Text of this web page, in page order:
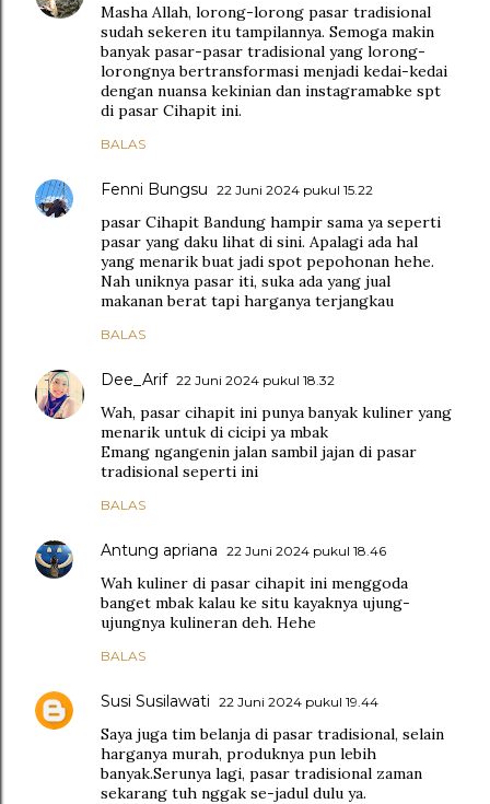
Masha Allah, lorong-lorong pasar tradisional
sudah sekeren itu tampilannya. Semoga makin
banyak pasar-pasar tradisional yang lorong-
lorongnya bertransformasi menjadi kedai-kedai
dengan nuansa kekinian dan instagramabke spt
di pasar Cihapit ini.
BALAS
Fenni Bungsu 22 Juni 2024 pukul 15.22
pasar Cihapit Bandung hampir sama ya seperti
pasar yang daku lihat di sini. Apalagi ada hal
yang menarik buat jadi spot pepohonan hehe.
Nah uniknya pasar iti, suka ada yang jual
makanan berat tapi harganya terjangkau
BALAS
Dee_Arif 22 Juni 2024 pukul 18.32
Wah, pasar cihapit ini punya banyak kuliner yang
menarik untuk di cicipi ya mbak
Emang ngangenin jalan sambil jajan di pasar
tradisional seperti ini
BALAS
Antung apriana 22 Juni 2024 pukul 18.46
Wah kuliner di pasar cihapit ini menggoda
banget mbak kalau ke situ kayaknya ujung-
ujungnya kulineran deh. Hehe
BALAS
Susi Susilawati 22 Juni 2024 pukul 19.44
Saya juga tim belanja di pasar tradisional, selain
harganya murah, produknya pun lebih
banyak.Serunya lagi, pasar tradisional zaman
sekarang tuh nggak se-jadul dulu ya.